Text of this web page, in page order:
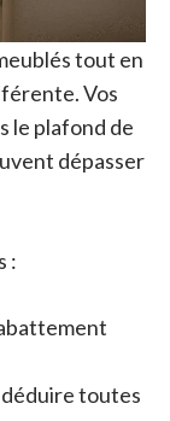
tout en
Vos
le plafond de
dépasser
:
toutes